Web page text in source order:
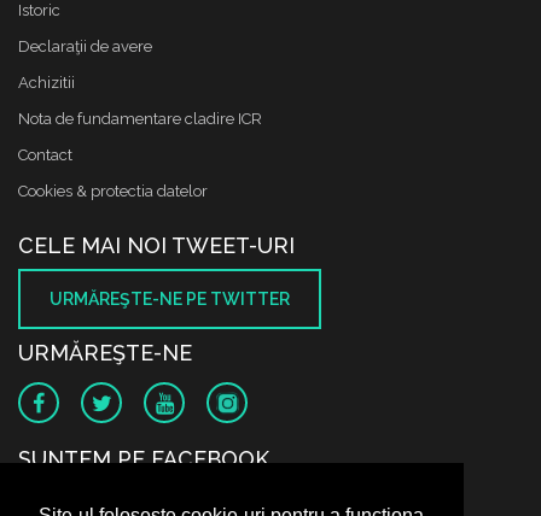
Istoric
Declaraţii de avere
Achizitii
Nota de fundamentare cladire ICR
Contact
Cookies & protectia datelor
CELE MAI NOI TWEET-URI
URMĂREŞTE-NE PE TWITTER
URMĂREŞTE-NE
SUNTEM PE FACEBOOK